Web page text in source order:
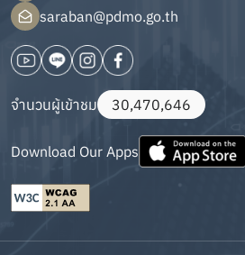
saraban@pdmo.go.th
จำนวนผู้เข้าชม 30,470,646
Download Our Apps